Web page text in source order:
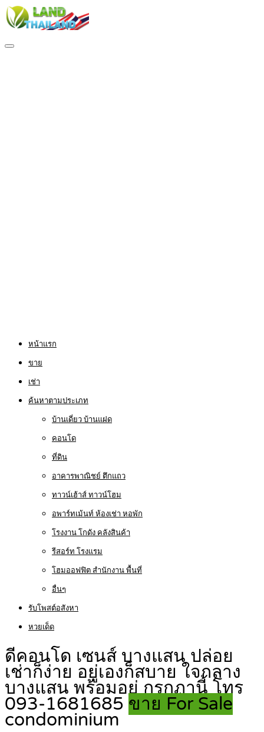
หน้าแรก
ขาย
เช่า
ค้นหาตามประเภท
บ้านเดี่ยว บ้านแฝด
คอนโด
ที่ดิน
อาคารพาณิชย์ ตึกแถว
ทาวน์เฮ้าส์ ทาวน์โฮม
อพาร์ทเม้นท์ ห้องเช่า หอพัก
โรงงาน โกดัง คลังสินค้า
รีสอร์ท โรงแรม
โฮมออฟฟิต สำนักงาน พื้นที่
อื่นๆ
รับโพสต์อสังหา
หวยเด็ด
ดีคอนโด เซนส์ บางแสน ปล่อย
เช่าก็ง่าย อยู่เองก็สบาย ใจกลาง
บางแสน พร้อมอยู่ กรกฏานี้ โทร
093-1681685 ขาย For Sale
condominium